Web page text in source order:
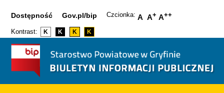
Dostępność Gov.pl/bip Czcionka: A A+ A++
Kontrast: K K K K